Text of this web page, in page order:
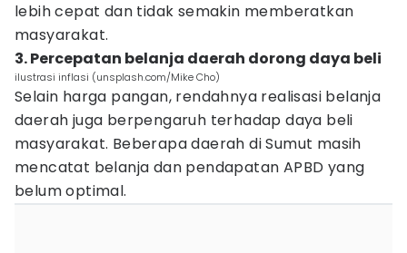
lebih cepat dan tidak semakin memberatkan
masyarakat.
3. Percepatan belanja daerah dorong daya beli
ilustrasi inflasi (unsplash.com/Mike Cho)
Selain harga pangan, rendahnya realisasi belanja
daerah juga berpengaruh terhadap daya beli
masyarakat. Beberapa daerah di Sumut masih
mencatat belanja dan pendapatan APBD yang
belum optimal.